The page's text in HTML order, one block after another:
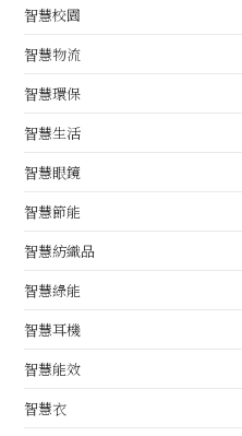
智慧校園
智慧物流
智慧環保
智慧生活
智慧眼鏡
智慧節能
智慧紡織品
智慧綠能
智慧耳機
智慧能效
智慧衣